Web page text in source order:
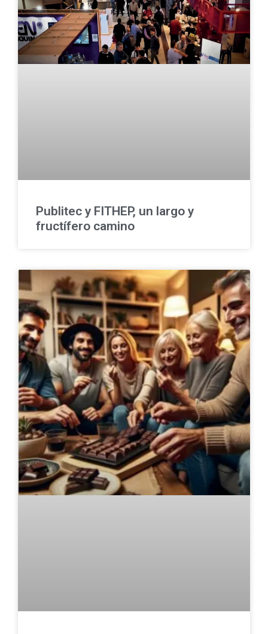
Publitec y FITHEP, un largo y
fructífero camino